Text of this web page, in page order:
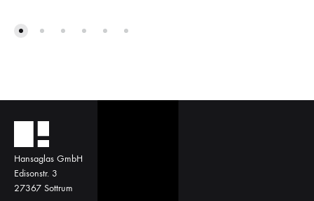
Hansaglas GmbH
Edisonstr. 3
27367 Sottrum